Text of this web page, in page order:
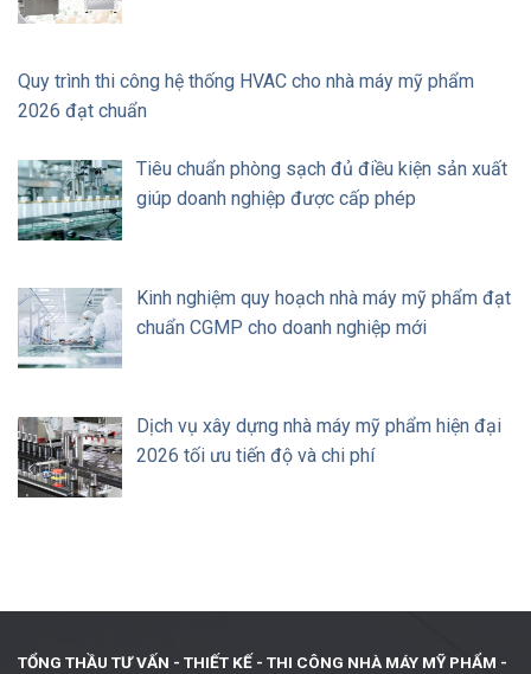
Quy trình thi công hệ thống HVAC cho nhà máy mỹ phẩm
2026 đạt chuẩn
Tiêu chuẩn phòng sạch đủ điều kiện sản xuất
giúp doanh nghiệp được cấp phép
Kinh nghiệm quy hoạch nhà máy mỹ phẩm đạt
chuẩn CGMP cho doanh nghiệp mới
Dịch vụ xây dựng nhà máy mỹ phẩm hiện đại
2026 tối ưu tiến độ và chi phí
TỔNG THẦU TƯ VẤN - THIẾT KẾ - THI CÔNG NHÀ MÁY MỸ PHẨM -